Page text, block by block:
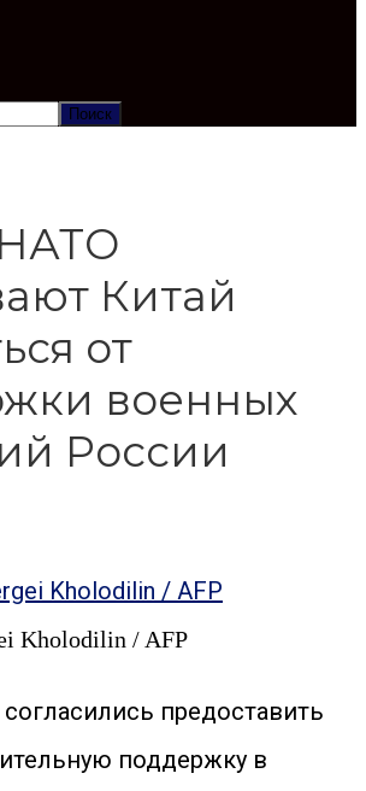
Китай
от
военных
России
Kholodilin / AFP
предоставить
поддержку в